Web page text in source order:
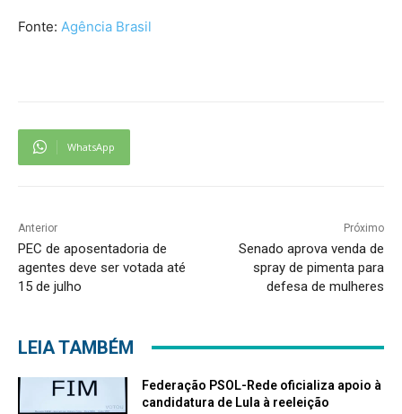
Fonte: Agência Brasil
WhatsApp
Anterior
PEC de aposentadoria de
agentes deve ser votada até
15 de julho
Próximo
Senado aprova venda de
spray de pimenta para
defesa de mulheres
LEIA TAMBÉM
Federação PSOL-Rede oficializa apoio à
candidatura de Lula à reeleição